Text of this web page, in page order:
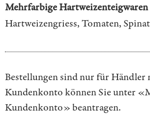
Mehrfarbige Hartweizenteigwaren
Hartweizengriess, Tomaten,
Bestellungen sind nur für Händler
Kundenkonto können Sie unter
Kundenkonto»beantragen.